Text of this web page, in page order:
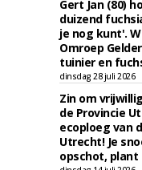
Gert Jan (80)
duizend
je nog kunt'.
Omroep
tuinier en
dinsdag 28 juli 2026
Zin om
de Provincie
ecoploeg van
Utrecht! Je
opschot, plant